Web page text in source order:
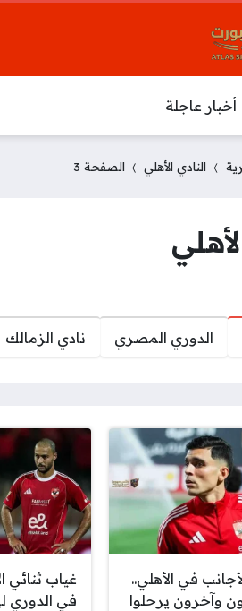
أخبار عاجلة
النادي الأهلي الصفحة 3
الدوري المصري نادي الزمالك
في الأهلي..
وآخرون يرحلوا
غياب ثنائي
في الدوري